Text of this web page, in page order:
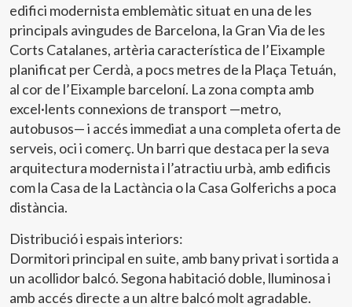
edifici modernista emblemàtic situat en una de les
principals avingudes de Barcelona, la Gran Via de les
Corts Catalanes, artèria característica de l’Eixample
planificat per Cerdà, a pocs metres de la Plaça Tetuán,
al cor de l’Eixample barceloní. La zona compta amb
excel·lents connexions de transport —metro,
autobusos— i accés immediat a una completa oferta de
serveis, oci i comerç. Un barri que destaca per la seva
arquitectura modernista i l’atractiu urbà, amb edificis
com la Casa de la Lactància o la Casa Golferichs a poca
distància.
Distribució i espais interiors:
Dormitori principal en suite, amb bany privat i sortida a
un acollidor balcó. Segona habitació doble, lluminosa i
amb accés directe a un altre balcó molt agradable.